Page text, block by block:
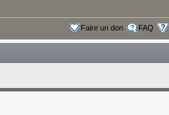
Faire un don FAQ